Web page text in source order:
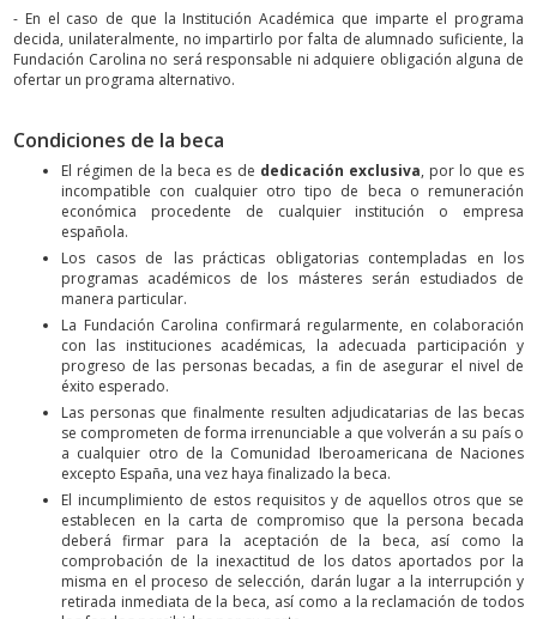
- En el caso de que la Institución Académica que imparte el programa
decida, unilateralmente, no impartirlo por falta de alumnado suficiente, la
Fundación Carolina no será responsable ni adquiere obligación alguna de
ofertar un programa alternativo.
Condiciones de la beca
El régimen de la beca es de dedicación exclusiva, por lo que es
incompatible con cualquier otro tipo de beca o remuneración
económica procedente de cualquier institución o empresa
española.
Los casos de las prácticas obligatorias contempladas en los
programas académicos de los másteres serán estudiados de
manera particular.
La Fundación Carolina confirmará regularmente, en colaboración
con las instituciones académicas, la adecuada participación y
progreso de las personas becadas, a fin de asegurar el nivel de
éxito esperado.
Las personas que finalmente resulten adjudicatarias de las becas
se comprometen de forma irrenunciable a que volverán a su país o
a cualquier otro de la Comunidad Iberoamericana de Naciones
excepto España, una vez haya finalizado la beca.
El incumplimiento de estos requisitos y de aquellos otros que se
establecen en la carta de compromiso que la persona becada
deberá firmar para la aceptación de la beca, así como la
comprobación de la inexactitud de los datos aportados por la
misma en el proceso de selección, darán lugar a la interrupción y
retirada inmediata de la beca, así como a la reclamación de todos